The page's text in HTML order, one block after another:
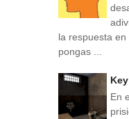
la respuesta
pongas ...
En